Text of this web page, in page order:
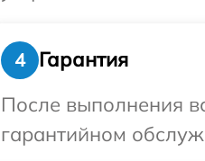
4
Гарантия
После выполнения
гарантийном